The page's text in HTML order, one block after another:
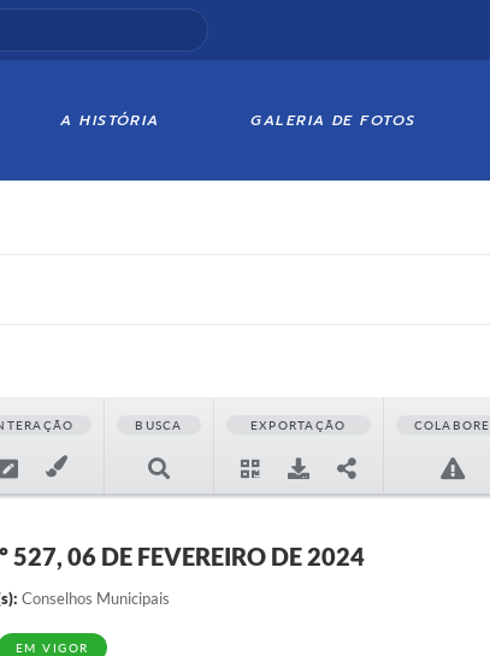
A HISTÓRIA GALERIA DE FOTOS
BUSCA EXPORTAÇÃO COLABORE
527, 06 DE FEVEREIRO DE 2024
Conselhos Municipais
EM VIGOR